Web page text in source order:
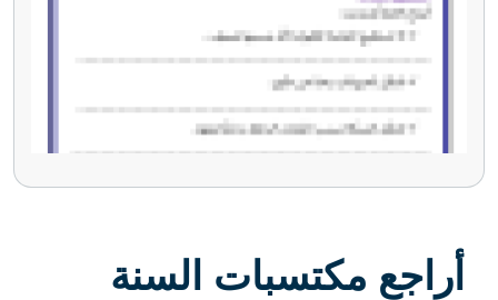
أراجع مكتسبات السنة